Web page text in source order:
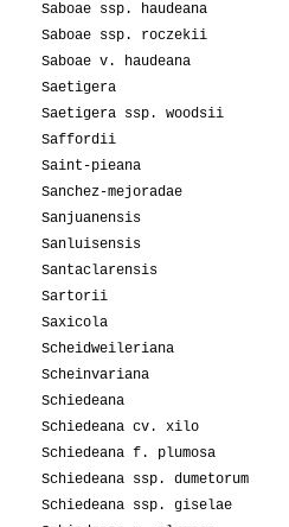
Saboae ssp. haudeana
Saboae ssp. roczekii
Saboae v. haudeana
Saetigera
Saetigera ssp. woodsii
Saffordii
Saint-pieana
Sanchez-mejoradae
Sanjuanensis
Sanluisensis
Santaclarensis
Sartorii
Saxicola
Scheidweileriana
Scheinvariana
Schiedeana
Schiedeana cv. xilo
Schiedeana f. plumosa
Schiedeana ssp. dumetorum
Schiedeana ssp. giselae